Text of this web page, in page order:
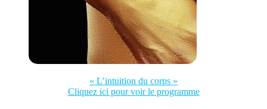
« L’intuition du corps »
Cliquez ici pour voir le programme